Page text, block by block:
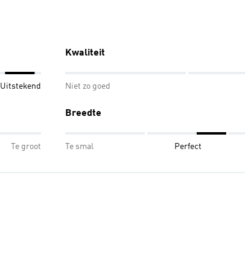
Uitstekend
Kwaliteit
Niet zo goed
Te groot
Breedte
Te smal Perfect